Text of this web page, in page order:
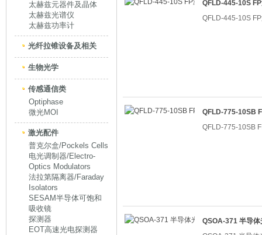
太赫兹元器件及晶体
太赫兹光谱仪
太赫兹功率计
光纤拉锥设备及相关
生物光学
传感通信类
Optiphase
微光MOI
激光配件
普克尔盒/Pockels Cells
电光调制器/Electro-
Optics Modulators
法拉第隔离器/Faraday
Isolators
SESAM半导体可饱和
吸收镜
探测器
EOT高速光电探测器
QFLD-445-10S
QFLD-445-10S
QFLD-775-10SB
QFLD-775-10SB
QSOA-371 半导